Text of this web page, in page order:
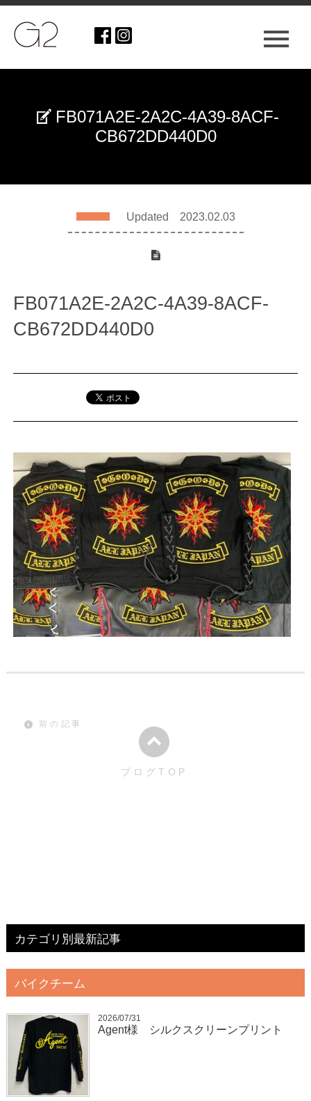
FB071A2E-2A2C-4A39-8ACF-
CB672DD440D0
Updated 2023.02.03
FB071A2E-2A2C-4A39-8ACF-
CB672DD440D0
前の記事
ブログTOP
カテゴリ別最新記事
バイクチーム
2026/07/31
Agent様 シルクスクリーンプリント